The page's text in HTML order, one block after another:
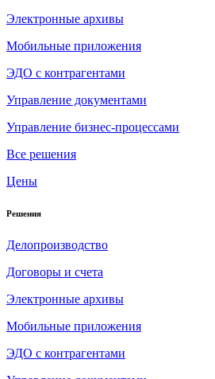
Электронные архивы
Мобильные приложения
ЭДО с контрагентами
Управление документами
Управление бизнес-процессами
Все решения
Цены
Решения
Делопроизводство
Договоры и счета
Электронные архивы
Мобильные приложения
ЭДО с контрагентами